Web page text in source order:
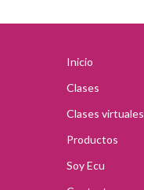
Inicio
Clases
Clases virtuales
Productos
Soy Ecu